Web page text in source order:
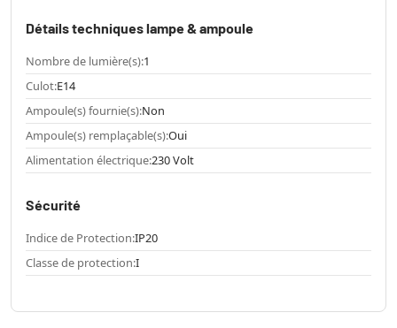
Détails techniques lampe & ampoule
Nombre de lumière(s):1
Culot:E14
Ampoule(s) fournie(s):Non
Ampoule(s) remplaçable(s):Oui
Alimentation électrique:230 Volt
Sécurité
Indice de Protection:IP20
Classe de protection:I